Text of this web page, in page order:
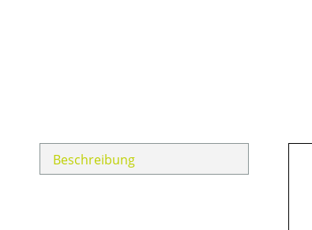
Beschreibung